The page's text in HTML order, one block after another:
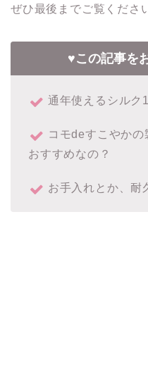
ぜひ最後までご覧くださ
♥この記事を
通年使えるシルク
コモdeすこやかの
おすすめなの？
お手入れとか、耐